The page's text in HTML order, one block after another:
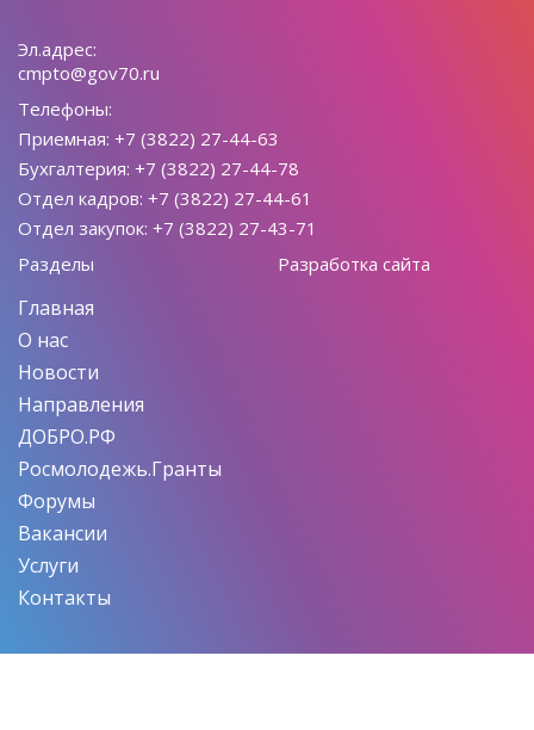
Эл.адрес:
cmpto@gov70.ru
Телефоны:
Приемная: +7 (3822) 27-44-63
Бухгалтерия: +7 (3822) 27-44-78
Отдел кадров: +7 (3822) 27-44-61
Отдел закупок: +7 (3822) 27-43-71
Разделы
Главная
О нас
Новости
Направления
ДОБРО.РФ
Росмолодежь.Гранты
Форумы
Вакансии
Услуги
Контакты
Разработка сайта